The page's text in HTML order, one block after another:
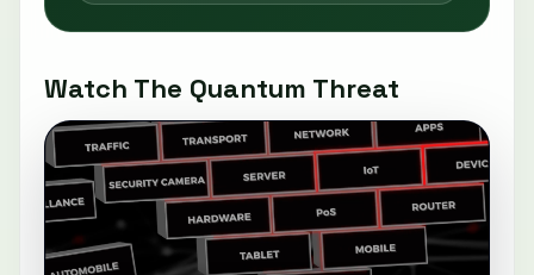
Watch The Quantum Threat